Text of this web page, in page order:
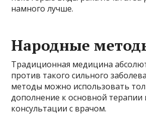
намного лучше.
Народные
Традиционная медицина
против такого сильного
методы можно использовать
дополнение к основной терапии
консультации с врачом.